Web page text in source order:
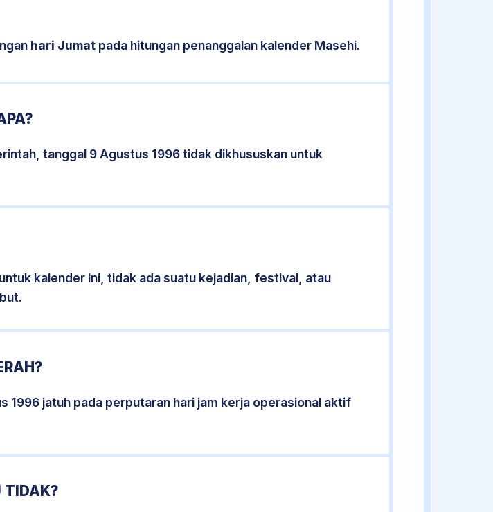
hari Jumat pada hitungan penanggalan kalender Masehi.
tanggal 9 Agustus 1996 tidak dikhususkan untuk
kalender ini, tidak ada suatu kejadian, festival, atau
1996 jatuh pada perputaran hari jam kerja operasional aktif
TIDAK?